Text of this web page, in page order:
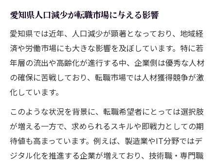
愛知県人口減少が転職市場に与える影響
愛知県では近年、人口減少が顕著となっており、地域経
済や労働市場にも大きな影響を及ぼしています。特に若
年層の流出や高齢化が進行する中、企業側は優秀な人材
の確保に苦戦しており、転職市場では人材獲得競争が激
化しています。
このような状況を背景に、転職希望者にとっては選択肢
が増える一方で、求められるスキルや即戦力としての期
待値も高まっています。例えば、製造業やIT分野ではデ
ジタル化を推進する企業が増えており、技術職・専門職